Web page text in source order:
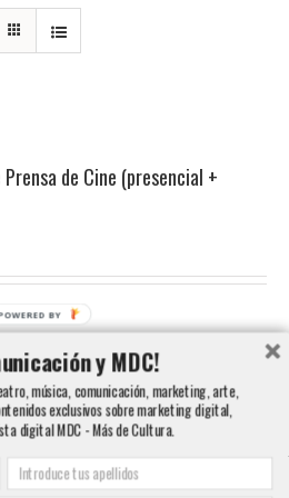
Prensa de Cine (presencial +
y MDC!
música, comunicación, marketing, arte,
exclusivos sobre marketing digital,
digital MDC - Más de Cultura.
BY